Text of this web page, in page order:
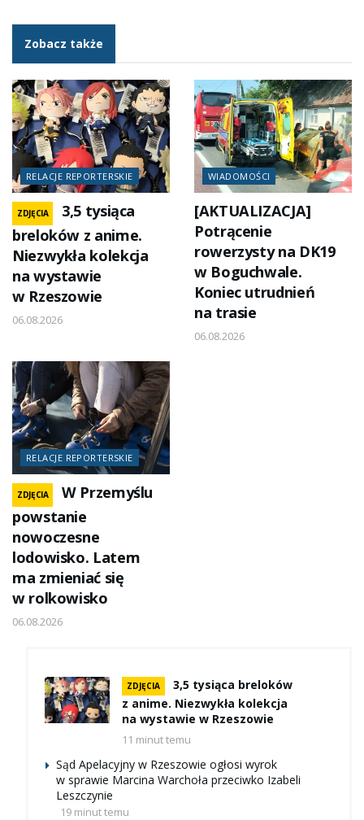
Zobacz także
RELACJE REPORTERSKIE
ZDJĘCIA
3,5 tysiąca
breloków z anime.
Niezwykła kolekcja
na wystawie
w Rzeszowie
06.08.2026
WIADOMOŚCI
[AKTUALIZACJA]
Potrącenie
rowerzysty na DK19
w Boguchwale.
Koniec utrudnień
na trasie
06.08.2026
RELACJE REPORTERSKIE
ZDJĘCIA
W Przemyślu
powstanie
nowoczesne
lodowisko. Latem
ma zmieniać się
w rolkowisko
06.08.2026
ZDJĘCIA
3,5 tysiąca breloków
z anime. Niezwykła kolekcja
na wystawie w Rzeszowie
11 minut temu
Sąd Apelacyjny w Rzeszowie ogłosi wyrok
w sprawie Marcina Warchoła przeciwko Izabeli
Leszczynie
19 minut temu